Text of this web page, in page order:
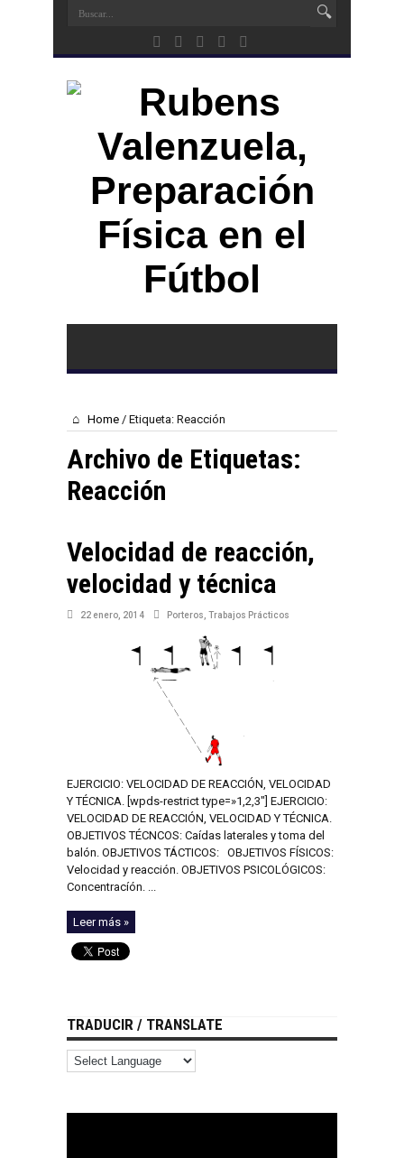
Home / Etiqueta: Reacción
Archivo de Etiquetas:
Reacción
Velocidad de reacción,
velocidad y técnica
22 enero, 2014 Porteros Trabajos Prácticos
EJERCICIO: VELOCIDAD DE REACCIÓN, VELOCIDAD
Y TÉCNICA. [wpds-restrict type=»1,2,3″] EJERCICIO:
VELOCIDAD DE REACCIÓN, VELOCIDAD Y TÉCNICA.
OBJETIVOS TÉCNCOS: Caídas laterales y toma del
balón. OBJETIVOS TÁCTICOS: OBJETIVOS FÍSICOS:
Velocidad y reacción. OBJETIVOS PSICOLÓGICOS:
Concentracíón. ...
Leer más »
TRADUCIR / TRANSLATE